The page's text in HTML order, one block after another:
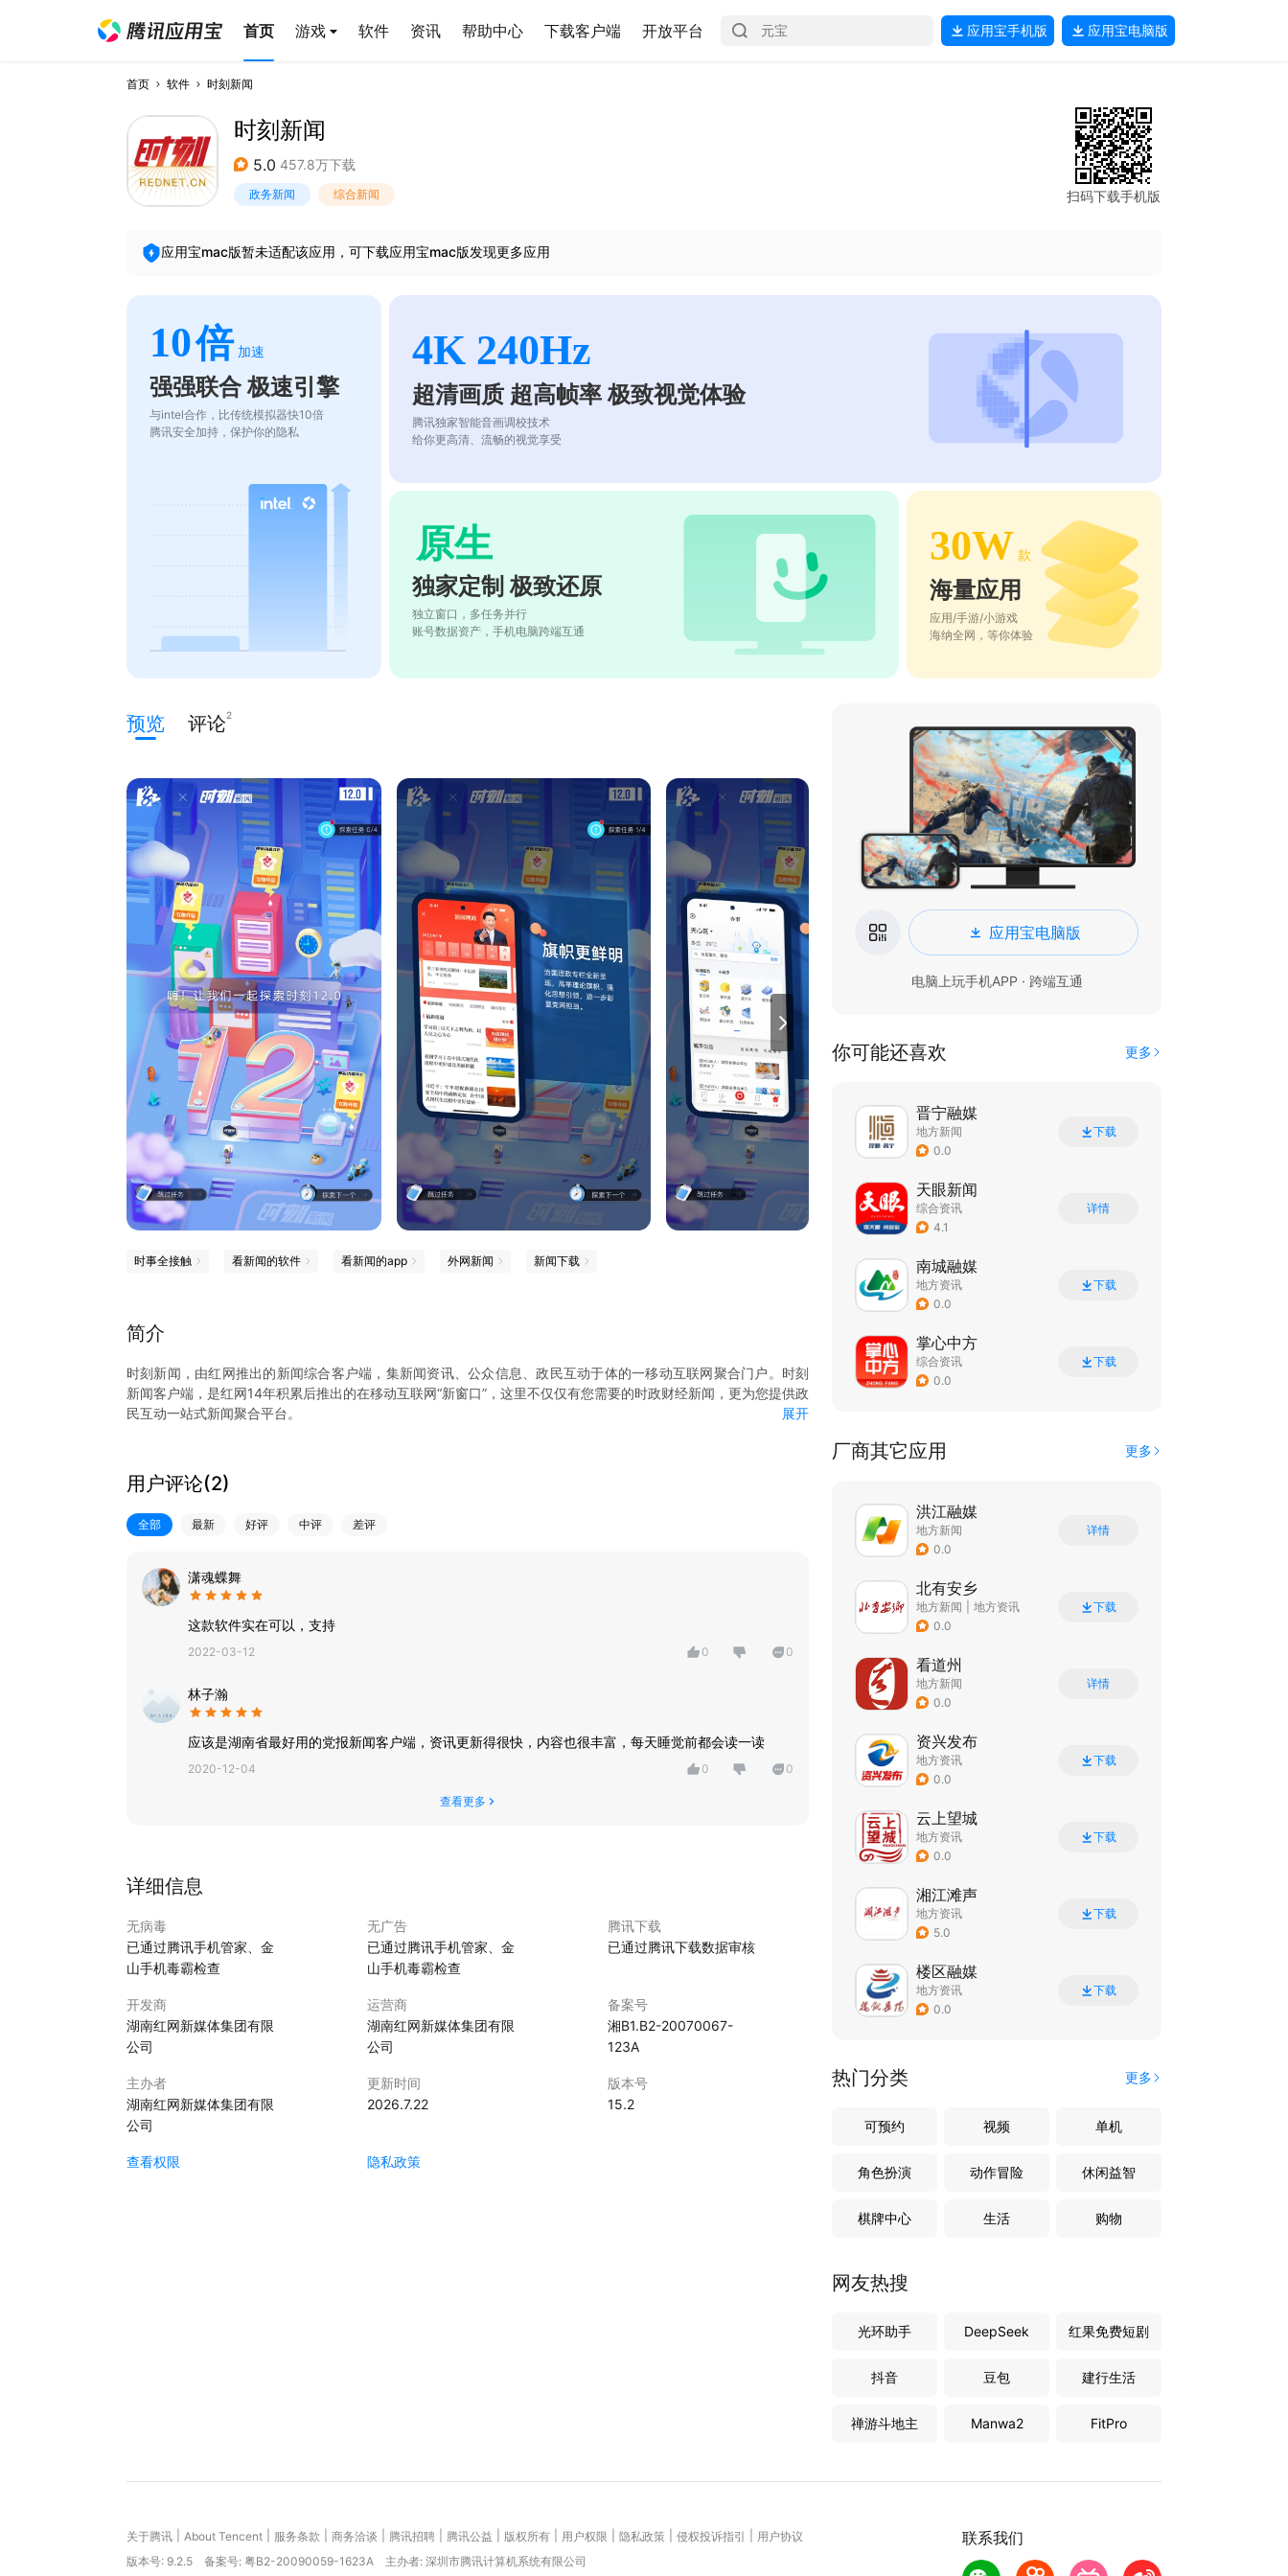
首页 游戏 软件 资讯 帮助中心 下载客户端 开放平台 应用宝手机版 应用宝电脑版
首页 软件 时刻新闻
时刻新闻
5.0 457.8万下载
政务新闻 综合新闻 扫码下载手机版
应用宝mac版暂未适配该应用，可下载应用宝mac版发现更多应用
10倍 加速
强强联合 极速引擎
与intel合作，比传统模拟器快10倍
腾讯安全加持，保护你的隐私
4K 240Hz
超清画质 超高帧率 极致视觉体验
腾讯独家智能音画调校技术
给你更高清、流畅的视觉享受
原生
独家定制 极致还原
独立窗口，多任务并行
账号数据资产，手机电脑跨端互通
30W 款
海量应用
应用/手游/小游戏
海纳全网，等你体验
预览 评论2
时事全接触 看新闻的软件 看新闻的app 外网新闻 新闻下载
简介
时刻新闻，由红网推出的新闻综合客户端，集新闻资讯、公众信息、政民互动于体的一移动互联网聚合门户。时刻
新闻客户端，是红网14年积累后推出的在移动互联网“新窗口”，这里不仅仅有您需要的时政财经新闻，更为您提供政
民互动一站式新闻聚合平台。
时刻新闻客户端为政府机关和百姓搭起了沟通桥梁，不论何时何地有建议，都能够及时送达。
展开
用户评论(2)
全部 最新 好评 中评 差评
潇魂蝶舞
这款软件实在可以，支持
2022-03-12 0 0
林子瀚
应该是湖南省最好用的党报新闻客户端，资讯更新得很快，内容也很丰富，每天睡觉前都会读一读
2020-12-04 0 0
查看更多
详细信息
无病毒
已通过腾讯手机管家、金
山手机毒霸检查
无广告
已通过腾讯手机管家、金
山手机毒霸检查
腾讯下载
已通过腾讯下载数据审核
开发商
湖南红网新媒体集团有限
公司
运营商
湖南红网新媒体集团有限
公司
备案号
湘B1.B2-20070067-
123A
主办者
湖南红网新媒体集团有限
公司
更新时间
2026.7.22
版本号
15.2
查看权限 隐私政策
应用宝电脑版
电脑上玩手机APP · 跨端互通
你可能还喜欢 更多
晋宁融媒
地方新闻
0.0
下载
天眼新闻
综合资讯
4.1
详情
南城融媒
地方资讯
0.0
下载
掌心中方
综合资讯
0.0
下载
厂商其它应用 更多
洪江融媒
地方新闻
0.0
详情
北有安乡
地方新闻
地方资讯
0.0
下载
看道州
地方新闻
0.0
详情
资兴发布
地方资讯
0.0
下载
云上望城
地方资讯
0.0
下载
湘江滩声
地方资讯
5.0
下载
楼区融媒
地方资讯
0.0
下载
热门分类 更多
可预约 视频 单机
角色扮演 动作冒险 休闲益智
棋牌中心 生活 购物
网友热搜
光环助手 DeepSeek 红果免费短剧
抖音 豆包 建行生活
禅游斗地主 Manwa2 FitPro
联系我们
关于腾讯 About Tencent 服务条款 商务洽谈 腾讯招聘 腾讯公益 版权所有 用户权限 隐私政策 侵权投诉指引
用户协议
版本号: 9.2.5 备案号: 粤B2-20090059-1623A 主办者: 深圳市腾讯计算机系统有限公司